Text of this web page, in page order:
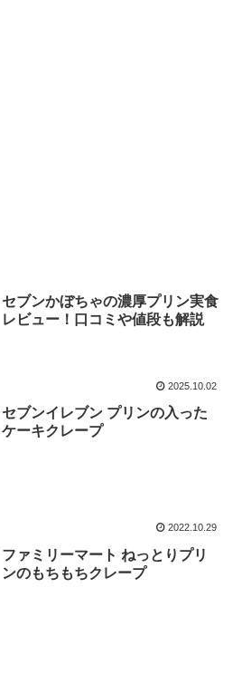
セブンかぼちゃの濃厚プリン実食
レビュー！口コミや値段も解説
2025.10.02
セブンイレブン プリンの入った
ケーキクレープ
2022.10.29
ファミリーマート ねっとりプリ
ンのもちもちクレープ